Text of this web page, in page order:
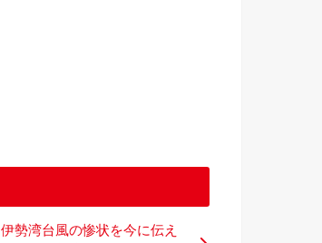
伊勢湾台風の惨状を今に伝え